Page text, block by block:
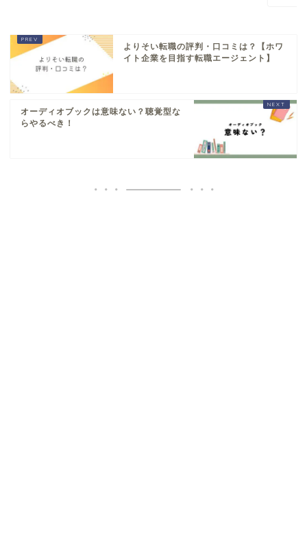
よりそい転職の評判・口コミは？【ホワ
イト企業を目指す転職エージェント】
オーディオブックは意味ない？聴覚型な
らやるべき！